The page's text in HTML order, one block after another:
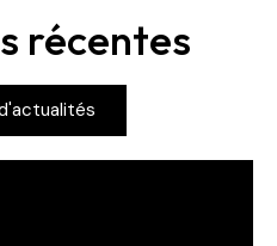
récentes